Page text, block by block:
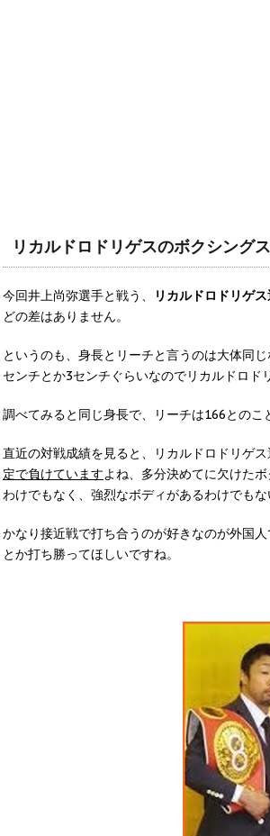
リカルドロドリゲスのボクシング
今回井上尚弥選手と戦う、 リカルドロドリゲ
どの差はありません。
というのも、身長とリーチと言うのは大体同
センチとか3センチぐらいなのでリカルドロド
調べてみると同じ身長で、リーチは166とのこ
直近の対戦成績を見ると、リカルドロドリゲス
定で負けていますよね、多分決めてに欠けた
わけでもなく、強烈なボディがあるわけでも
かなり接近戦で打ち合うのが好きなのが外国
とか打ち勝ってほしいですね。